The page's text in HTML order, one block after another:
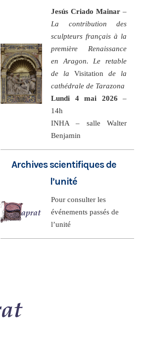
Jesús Criado Mainar –
La contribution des
sculpteurs français à la
première Renaissance
en Aragon. Le retable
de la Visitationde la
cathédrale de Tarazona
Lundi 4 mai 2026 –
14h
INHA – salle Walter
Benjamin
Archives scientifiques de
l’unité
Pour consulter les
événements passés de
l’unité